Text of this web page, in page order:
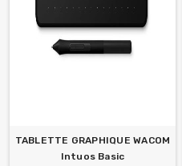
TABLETTE GRAPHIQUE WACOM
Intuos Basic